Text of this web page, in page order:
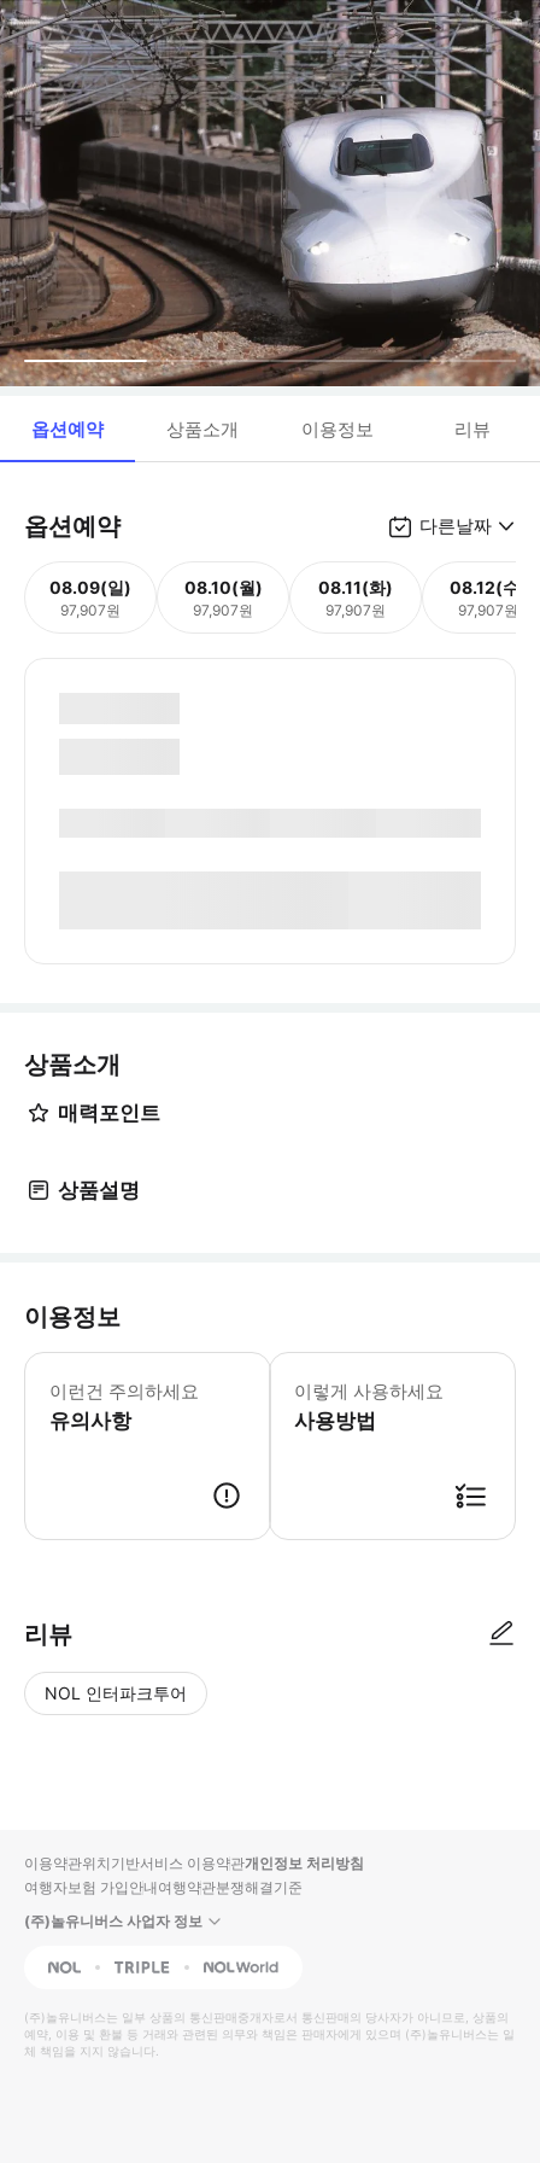
옵션예약 상품소개 이용정보 리뷰
옵션예약 다른날짜
08.09(일)
97,907원
08.10(월)
97,907원
08.11(화)
97,907원
08.12(수)
97,907원
상품소개
매력포인트
상품설명
이용정보
이런건 주의하세요
유의사항
▶ 영업 정보 * 1월 ~ 12월 *
이렇게 사용하세요
사용방법
리뷰
NOL 인터파크투어
입니
다.
높
은
순
동
영
상
순
상
이용약관위치기반서비스 이용약관개인정보 처리방침
여행자보험 가입안내여행약관분쟁해결기준
(주)놀유니버스 사업자 정보
NOL Triple Interpark Global
(주)놀유니버스는 일부 상품의 통신판매중개자로서 통신판매의 당사자가 아니므로, 상품의
예약, 이용 및 환불 등 거래와 관련된 의무와 책임은 판매자에게 있으며 (주)놀유니버스는 일
체 책임을 지지 않습니다.